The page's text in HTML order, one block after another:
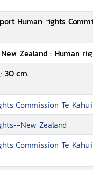
Human rights
Zealand : Human
30 cm.
Commission Te
New Zealand
Commission Te